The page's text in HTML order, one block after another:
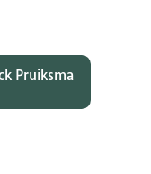
Pruiksma